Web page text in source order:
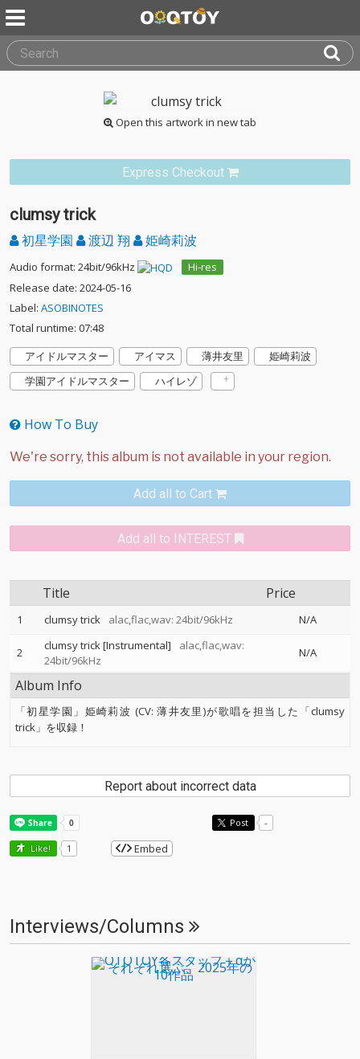
Open this artwork in new tab
Express Checkout
clumsy trick
初星学園 渡辺 翔 姫崎莉波
Audio format: 24bit/96kHz
Hi-res
Release date: 2024-05-16
Label: ASOBINOTES
Total runtime: 07:48
アイドルマスター
アイマス 薄井友里
姫崎莉波
学園アイドルマスター
ハイレゾ
How To Buy
Add all to Cart
Add all to INTEREST
Title Price
1 clumsy trick alac,flac,wav: 24bit/96kHz N/A
2 clumsy trick [Instrumental]
alac,flac,wav:
24bit/96kHz
N/A
Album Info
「初星学園」姫崎莉波 (CV: 薄井友里)が歌唱を担当した「clumsy
trick」を収録！
Report about incorrect data
Post -
Like! 1 Embed
Interviews/Columns